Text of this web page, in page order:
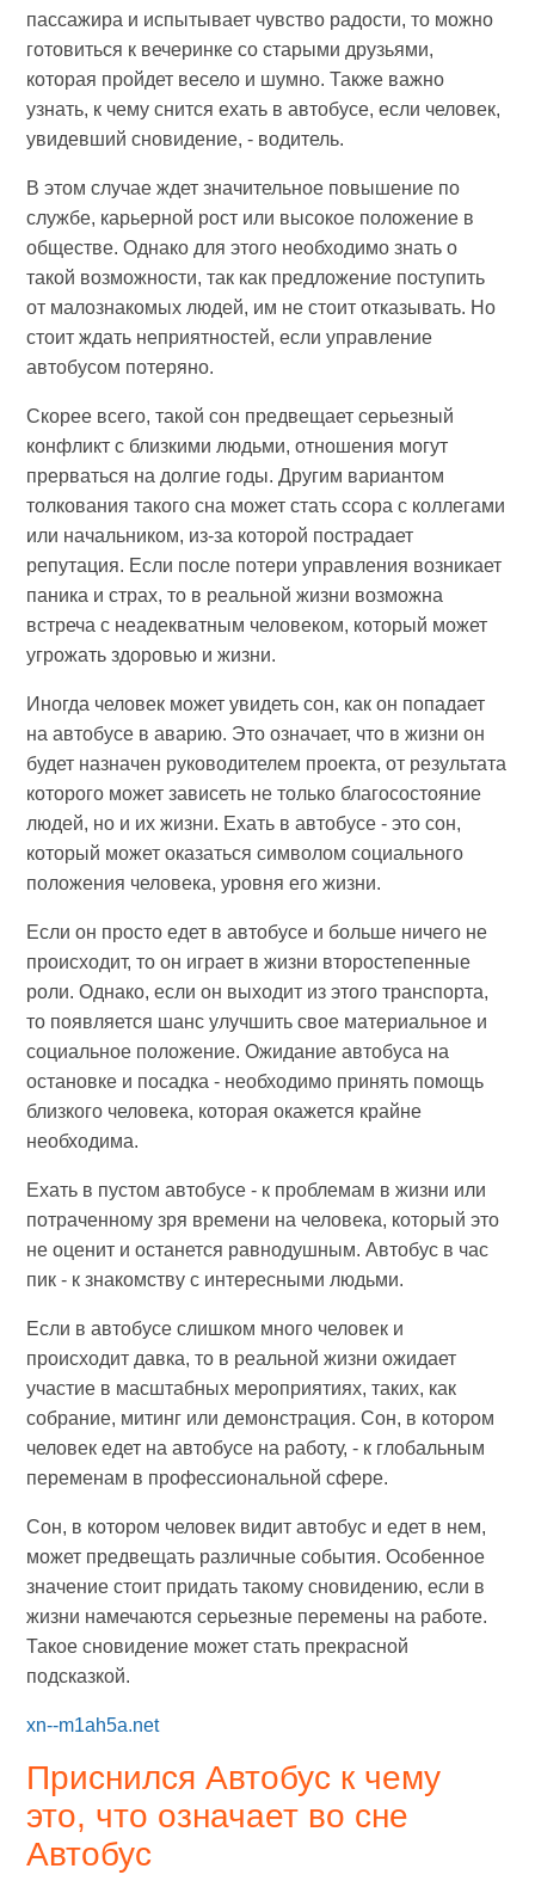
пассажира и испытывает чувство радости, то можно
готовиться к вечеринке со старыми друзьями,
которая пройдет весело и шумно. Также важно
узнать, к чему снится ехать в автобусе, если человек,
увидевший сновидение, - водитель.
В этом случае ждет значительное повышение по
службе, карьерной рост или высокое положение в
обществе. Однако для этого необходимо знать о
такой возможности, так как предложение поступить
от малознакомых людей, им не стоит отказывать. Но
стоит ждать неприятностей, если управление
автобусом потеряно.
Скорее всего, такой сон предвещает серьезный
конфликт с близкими людьми, отношения могут
прерваться на долгие годы. Другим вариантом
толкования такого сна может стать ссора с коллегами
или начальником, из-за которой пострадает
репутация. Если после потери управления возникает
паника и страх, то в реальной жизни возможна
встреча с неадекватным человеком, который может
угрожать здоровью и жизни.
Иногда человек может увидеть сон, как он попадает
на автобусе в аварию. Это означает, что в жизни он
будет назначен руководителем проекта, от результата
которого может зависеть не только благосостояние
людей, но и их жизни. Ехать в автобусе - это сон,
который может оказаться символом социального
положения человека, уровня его жизни.
Если он просто едет в автобусе и больше ничего не
происходит, то он играет в жизни второстепенные
роли. Однако, если он выходит из этого транспорта,
то появляется шанс улучшить свое материальное и
социальное положение. Ожидание автобуса на
остановке и посадка - необходимо принять помощь
близкого человека, которая окажется крайне
необходима.
Ехать в пустом автобусе - к проблемам в жизни или
потраченному зря времени на человека, который это
не оценит и останется равнодушным. Автобус в час
пик - к знакомству с интересными людьми.
Если в автобусе слишком много человек и
происходит давка, то в реальной жизни ожидает
участие в масштабных мероприятиях, таких, как
собрание, митинг или демонстрация. Сон, в котором
человек едет на автобусе на работу, - к глобальным
переменам в профессиональной сфере.
Сон, в котором человек видит автобус и едет в нем,
может предвещать различные события. Особенное
значение стоит придать такому сновидению, если в
жизни намечаются серьезные перемены на работе.
Такое сновидение может стать прекрасной
подсказкой.
xn--m1ah5a.net
Приснился Автобус к чему
это, что означает во сне
Автобус